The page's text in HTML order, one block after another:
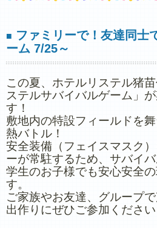
■ ファミリーで！友達同士
ーム 7/25～
この夏、ホテルリステル猪
ステルサバイバルゲーム」
す！
敷地内の特設フィールドを
熱バトル！
安全装備（フェイスマスク
ーが常駐するため、サバイ
学生のお子様でも安心安全
す。
ご家族やお友達、グループ
出作りにぜひご参加ください